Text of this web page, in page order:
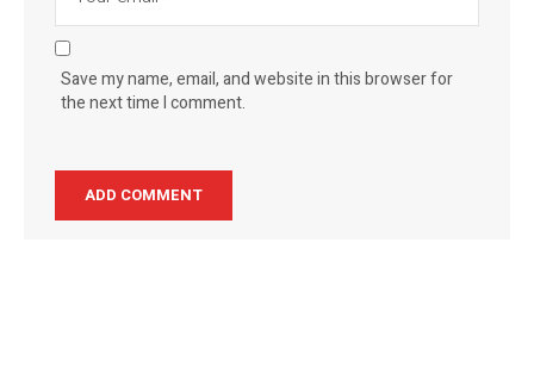
Save my name, email, and website in this browser for
the next time I comment.